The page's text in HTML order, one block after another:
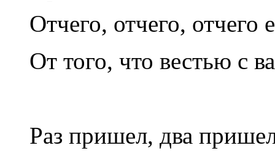
Отчего, отчего, отчего
От того, что вестью с
Раз пришел, два